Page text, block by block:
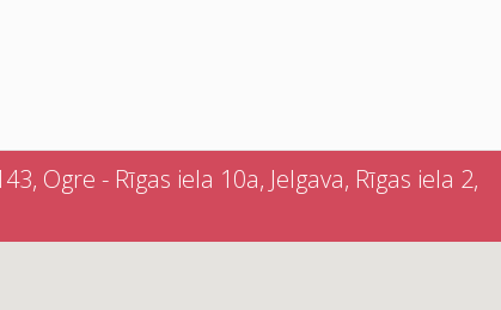
Ogre - Rīgas iela 10a, Jelgava, Rīgas iela 2,